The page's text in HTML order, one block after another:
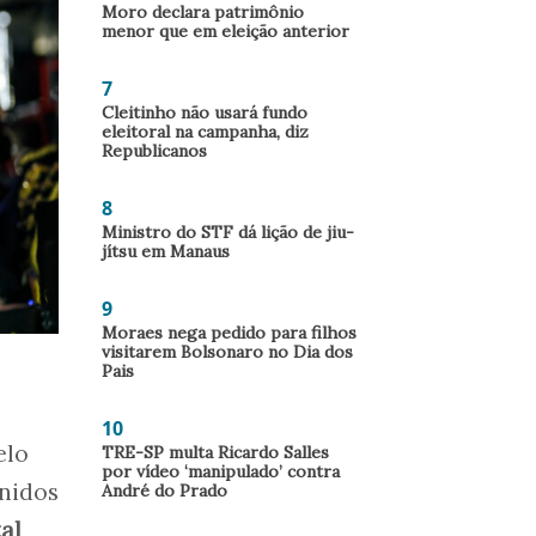
Moro declara patrimônio
menor que em eleição anterior
7
Cleitinho não usará fundo
eleitoral na campanha, diz
Republicanos
8
Ministro do STF dá lição de jiu-
jítsu em Manaus
9
Moraes nega pedido para filhos
visitarem Bolsonaro no Dia dos
Pais
10
TRE-SP multa Ricardo Salles
por vídeo ‘manipulado’ contra
André do Prado